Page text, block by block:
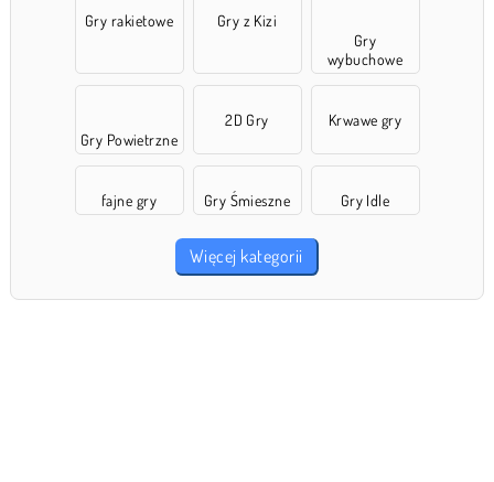
Gry rakietowe
Gry z Kizi
Gry
wybuchowe
Gry Powietrzne
2D Gry Krwawe gry
fajne gry Gry Śmieszne Gry Idle
Więcej kategorii